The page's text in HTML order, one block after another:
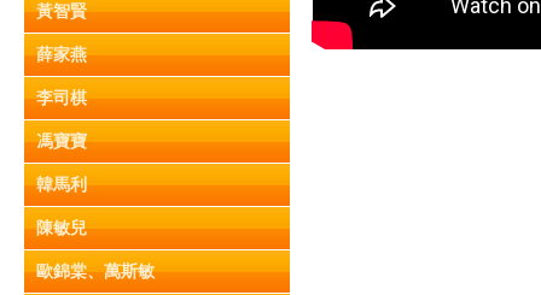
黃智賢
薛家燕
李司棋
馮寶寶
韓馬利
陳敏兒
歐錦棠、萬斯敏